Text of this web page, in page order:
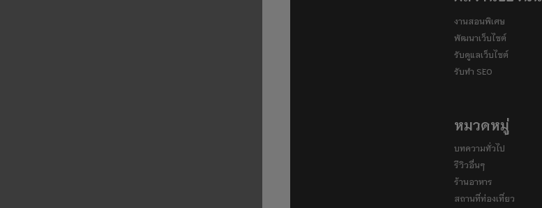
งานสอนพิเศษ
พัฒนาเว็บไซต์
รับดูแลเว็บไซต์
รับทำ SEO
หมวดหมู่
บทความทั่วไป
รีวิวอื่นๆ
ร้านอาหาร
สถานที่ท่องเที่ยว